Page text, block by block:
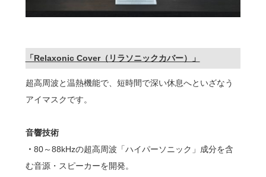
「Relaxonic Cover（リラソニックカバー）」
超高周波と温熱機能で、短時間で深い休息へといざなう
アイマスクです。
音響技術
・ 80～88kHzの超高周波「ハイパーソニック」成分を含
む音源・スピーカーを開発。